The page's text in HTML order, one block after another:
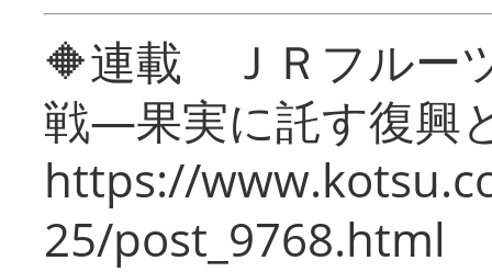
🔶連載 ＪＲフルー
戦―果実に託す復興
https://
25/post_9768.html